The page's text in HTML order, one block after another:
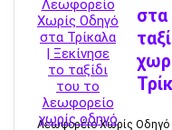
στα
Λεωφορέιο Χωρίς Οδηγό